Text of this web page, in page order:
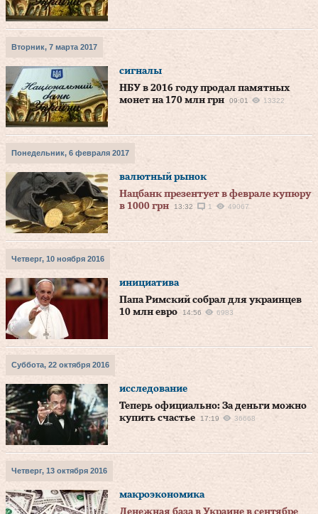
Вторник, 7 марта 2017
сигналы
НБУ в 2016 году продал памятных
монет на 170 млн грн
09:01 13322
Понедельник, 6 февраля 2017
валютный рынок
Нацбанк презентует в феврале купюру
в 1000 грн
13:32 1 49067
Четверг, 10 ноября 2016
инициатива
Папа Римский собрал для украинцев
10 млн евро
14:56 6983
Суббота, 22 октября 2016
исследование
Теперь официально: За деньги можно
купить счастье
17:19 36668
Четверг, 13 октября 2016
макроэкономика
Денежная база в Украине в сентябре